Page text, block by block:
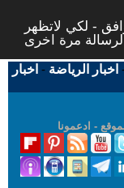
- لكي لاتظهر
اخبار الرياضة - اخبار
- ادعمونا